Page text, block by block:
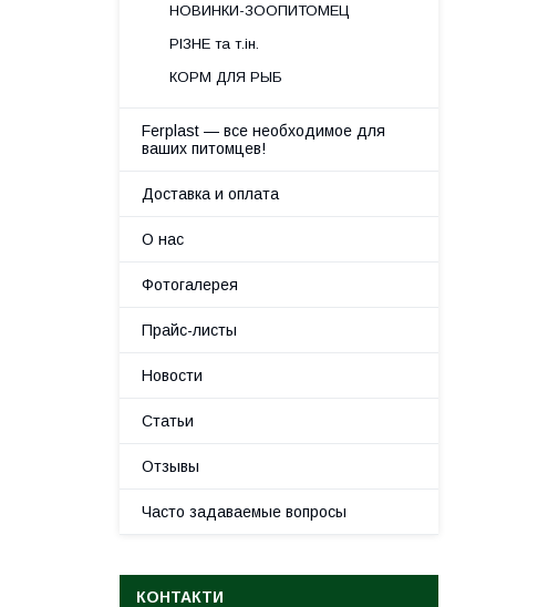
НОВИНКИ-ЗООПИТОМЕЦ
РІЗНЕ та т.ін.
КОРМ ДЛЯ РЫБ
Ferplast — все необходимое для
ваших питомцев!
Доставка и оплата
О нас
Фотогалерея
Прайс-листы
Новости
Статьи
Отзывы
Часто задаваемые вопросы
КОНТАКТИ